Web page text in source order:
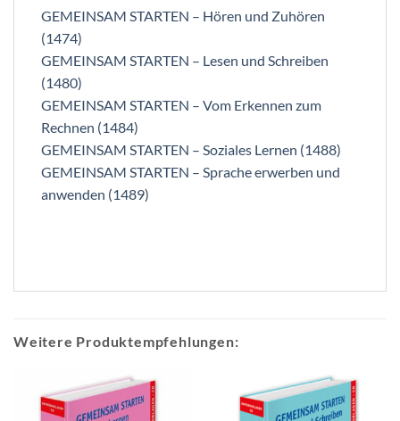
GEMEINSAM STARTEN – Hören und Zuhören
(1474)
GEMEINSAM STARTEN – Lesen und Schreiben
(1480)
GEMEINSAM STARTEN – Vom Erkennen zum
Rechnen (1484)
GEMEINSAM STARTEN – Soziales Lernen (1488)
GEMEINSAM STARTEN – Sprache erwerben und
anwenden (1489)
Weitere Produktempfehlungen: